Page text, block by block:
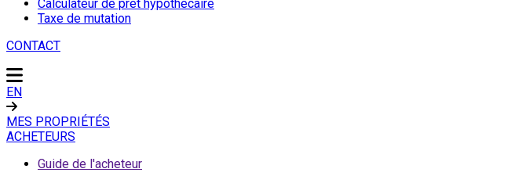
Calculateur de prêt hypothécaire
Taxe de mutation
CONTACT
EN
MES PROPRIÉTÉS
ACHETEURS
Guide de l'acheteur